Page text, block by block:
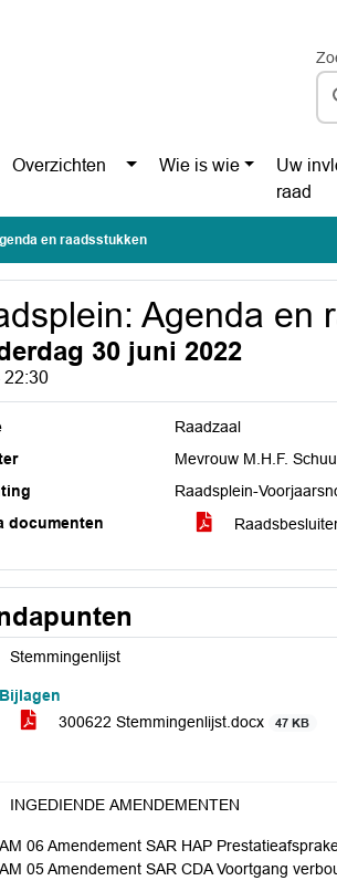
Overzichten Wie is wie
Uw
raad
en raadsstukken
Agenda en
30 juni 2022
22:30
Raadzaal
Mevrouw M.H.F.
Raadsplein-
documenten
Stemmingenlijst
Bijlagen
300622 Stemmingenlijst.docx
47 KB
INGEDIENDE AMENDEMENTEN
AM 06 Amendement SAR HAP
AM 05 Amendement SAR CDA Voortgang